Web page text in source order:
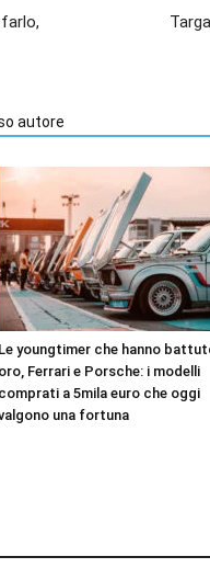
autore
Le youngtimer che hanno
oro, Ferrari e Porsche: i modelli
comprati a 5mila euro che oggi
una fortuna